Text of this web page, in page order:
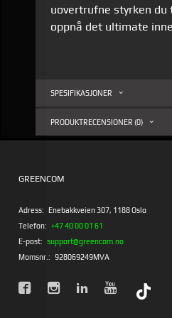
uovertrufne styrken du
oppnå det ultimate
SPESIFIKASJONER
PRODUKTRECENSIONER (0)
GREENCOM
Adress:
Enebakkveien 307, 1188 Oslo
Telefon: +47 40 00 01 61
E-post: support@greencom.no
Momsnr.: 928069249MVA